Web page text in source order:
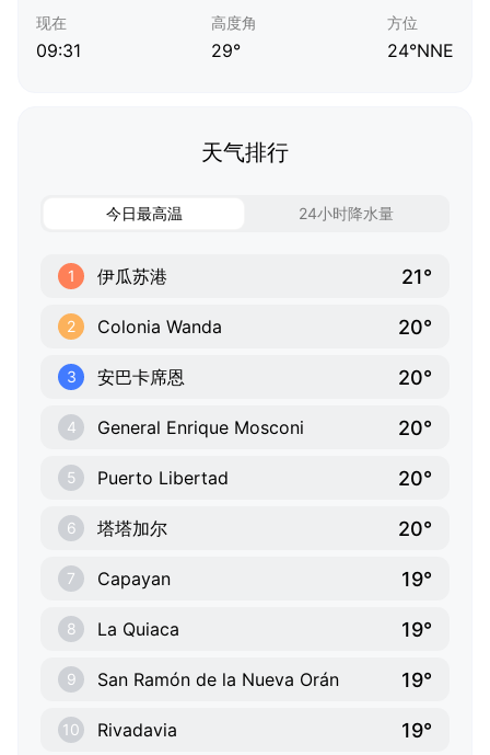
现在
09:31
高度角
29°
方位
24°NNE
天气排行
今日最高温 24小时降水量
1 伊瓜苏港 21°
2 Colonia Wanda 20°
3 安巴卡席恩 20°
4 General Enrique Mosconi 20°
5 Puerto Libertad 20°
6 塔塔加尔 20°
7 Capayan 19°
8 La Quiaca 19°
9 San Ramón de la Nueva Orán 19°
10 Rivadavia 19°